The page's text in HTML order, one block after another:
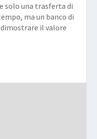
solo una trasferta di
ma un banco di
il valore